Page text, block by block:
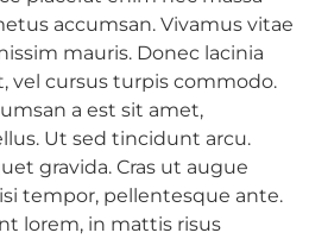
accumsan. Vivamus vitae
mauris. Donec lacinia
vel cursus turpis commodo.
a est sit amet,
Ut sed tincidunt arcu.
gravida. Cras ut augue
tempor, pellentesque ante.
lorem, in mattis risus